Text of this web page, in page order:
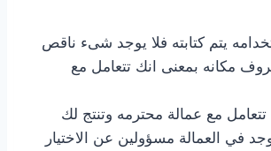
يتم كتابته فلا يوجد شىء ناقص
مكانه بمعنى انك تتعامل مع
تتعامل مع عمالة محترمه وتنتج لك
في العمالة مسؤولين عن الاختيار